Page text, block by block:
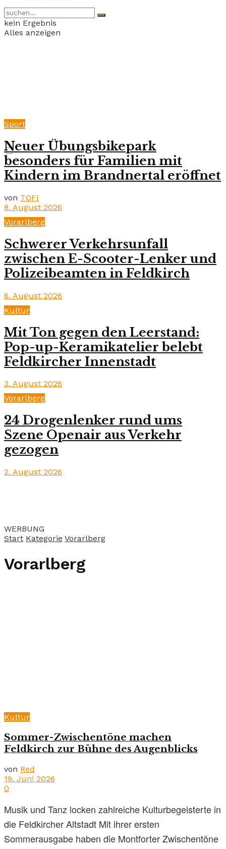
kein Ergebnis
Alles anzeigen
Sport
Neuer Übungsbikepark
besonders für Familien mit
Kindern im Brandnertal eröffnet
von TOFI
8. August 2026
Vorarlberg
Schwerer Verkehrsunfall
zwischen E-Scooter-Lenker und
Polizeibeamten in Feldkirch
6. August 2026
Kultur
Mit Ton gegen den Leerstand:
Pop-up-Keramikatelier belebt
Feldkircher Innenstadt
3. August 2026
Vorarlberg
24 Drogenlenker rund ums
Szene Openair aus Verkehr
gezogen
2. August 2026
WERBUNG
Start Kategorie Vorarlberg
Vorarlberg
Kultur
Sommer-Zwischentöne machen
Feldkirch zur Bühne des Augenblicks
von Red
19. Juni 2026
0
Musik und Tanz locken zahlreiche Kulturbegeisterte in
die Feldkircher Altstadt Mit ihrer ersten
Sommerausgabe haben die Montforter Zwischentöne